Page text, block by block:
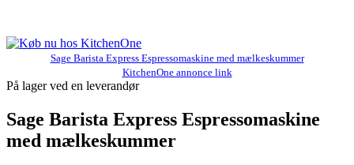
Sage Barista Express Espressomaskine med mælkeskummer
KitchenOne annonce link
På lager ved en leverandør
Sage Barista Express Espressomaskine
med mælkeskummer